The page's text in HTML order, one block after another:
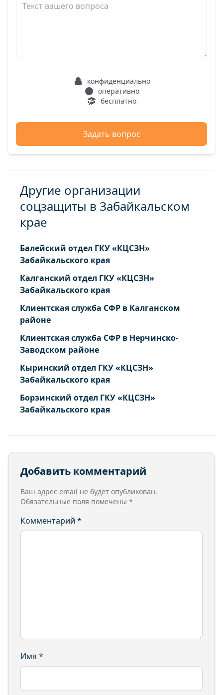
конфиденциально
оперативно
бесплатно
Задать вопрос
Другие организации
соцзащиты в Забайкальском
крае
Балейский отдел ГКУ «КЦСЗН»
Забайкальского края
Калганский отдел ГКУ «КЦСЗН»
Забайкальского края
Клиентская служба СФР в Калганском
районе
Клиентская служба СФР в Нерчинско-
Заводском районе
Кыринский отдел ГКУ «КЦСЗН»
Забайкальского края
Борзинский отдел ГКУ «КЦСЗН»
Забайкальского края
Добавить комментарий
Ваш адрес email не будет опубликован.
Обязательные поля помечены *
Комментарий *
Имя *